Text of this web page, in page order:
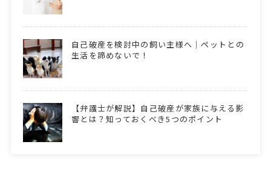
自己破産を検討中の飼い主様へ｜ペットとの
生活を諦めないで！
【弁護士が解説】自己破産が家族に与える影
響とは？知っておくべき5つのポイント